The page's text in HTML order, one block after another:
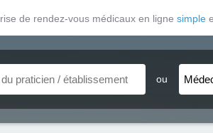
de rendez-vous médicaux en ligne simple
ou